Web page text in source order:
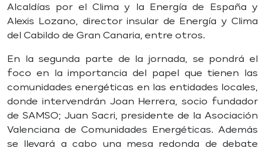
Alcaldías por el Clima y la Energía de España y
Alexis Lozano, director insular de Energía y Clima
del Cabildo de Gran Canaria, entre otros.
En la segunda parte de la jornada, se pondrá el
foco en la importancia del papel que tienen las
comunidades energéticas en las entidades locales,
donde intervendrán Joan Herrera, socio fundador
de SAMSO; Juan Sacri, presidente de la Asociación
Valenciana de Comunidades Energéticas. Además
se llevará a cabo una mesa redonda de debate